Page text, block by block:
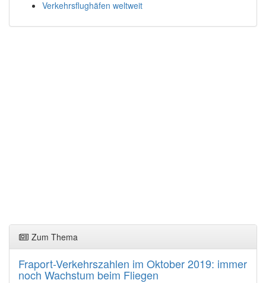
Verkehrsflughäfen weltweit
Zum Thema
Fraport-Verkehrszahlen im Oktober 2019: immer
noch Wachstum beim Fliegen